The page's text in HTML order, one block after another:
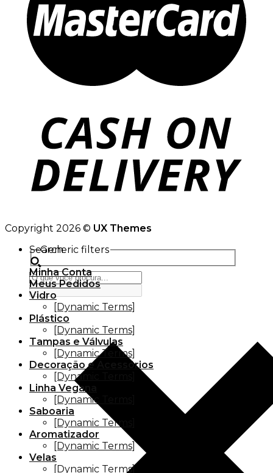
Copyright 2026 © UX Themes
Search
Generic filters
Minha Conta
Meus Pedidos
Vidro
[Dynamic Terms]
Plástico
[Dynamic Terms]
Tampas e Válvulas
[Dynamic Terms]
Decoração e Acessórios
[Dynamic Terms]
Linha Vegana
[Dynamic Terms]
Saboaria
[Dynamic Terms]
Aromatizador
[Dynamic Terms]
Velas
[Dynamic Terms]